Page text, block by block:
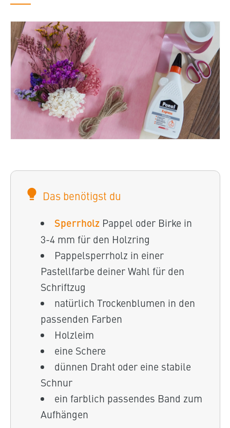
Das benötigst du
Sperrholz Pappel oder Birke in
3-4 mm für den Holzring
Pappelsperrholz in einer
Pastellfarbe deiner Wahl für den
Schriftzug
natürlich Trockenblumen in den
passenden Farben
Holzleim
eine Schere
dünnen Draht oder eine stabile
Schnur
ein farblich passendes Band zum
Aufhängen